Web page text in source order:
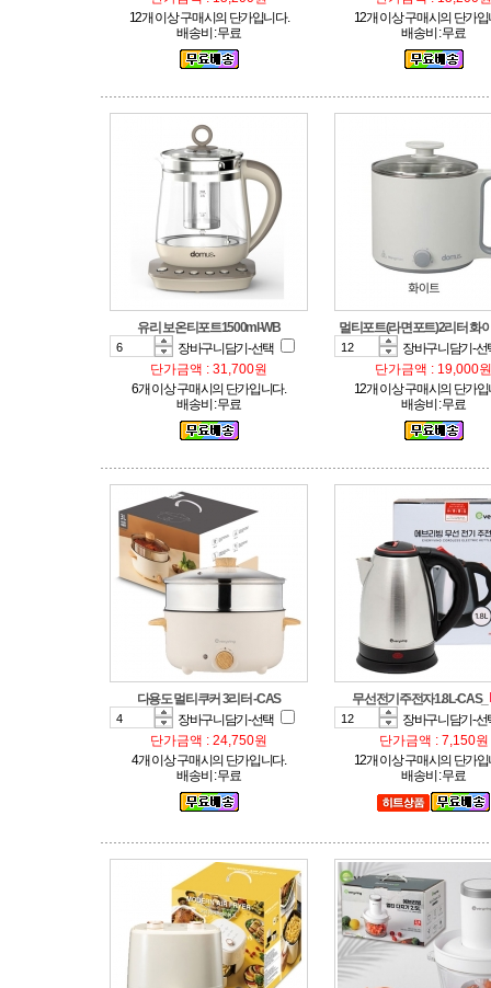
12개 이상 구매시의 단가입니다.
배송비 : 무료
12개 이상 구매시의 단가입
배송비 : 무료
유리 보온티포트1500ml-WB
장바구니담기-선택
단가금액 : 31,700원
6개 이상 구매시의 단가입니다.
배송비 : 무료
멀티포트(라면포트)2리터 화
장바구니담기-
단가금액 : 19,000원
12개 이상 구매시의 단가입
배송비 : 무료
다용도 멀티쿠커 3리터 -CAS
장바구니담기-선택
단가금액 : 24,750원
4개 이상 구매시의 단가입니다.
배송비 : 무료
무선전기주전자1.8L-CAS_
장바구니담기-
단가금액 : 7,150원
12개 이상 구매시의 단가입
배송비 : 무료